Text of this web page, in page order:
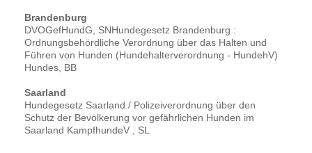
Brandenburg
DVOGefHundG, SNHundegesetz Brandenburg :
Ordnungsbehördliche Verordnung über das Halten und
Führen von Hunden (Hundehalterverordnung - HundehV)
Hundes, BB
Saarland
Hundegesetz Saarland / Polizeiverordnung über den
Schutz der Bevölkerung vor gefährlichen Hunden im
Saarland KampfhundeV , SL